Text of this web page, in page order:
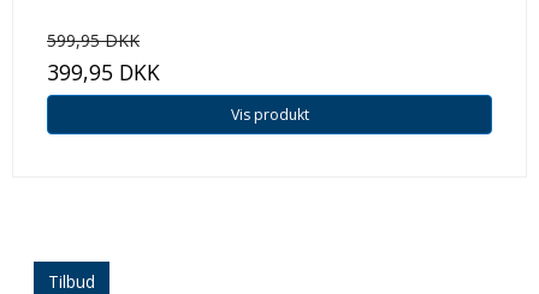
599,95 DKK
399,95 DKK
Vis produkt
Tilbud